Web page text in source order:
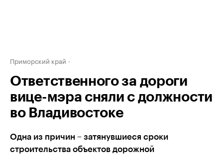
Приморский край
Ответственного за дороги
вице-мэра сняли с должности
во Владивостоке
Одна из причин – затянувшиеся сроки
строительства объектов дорожной